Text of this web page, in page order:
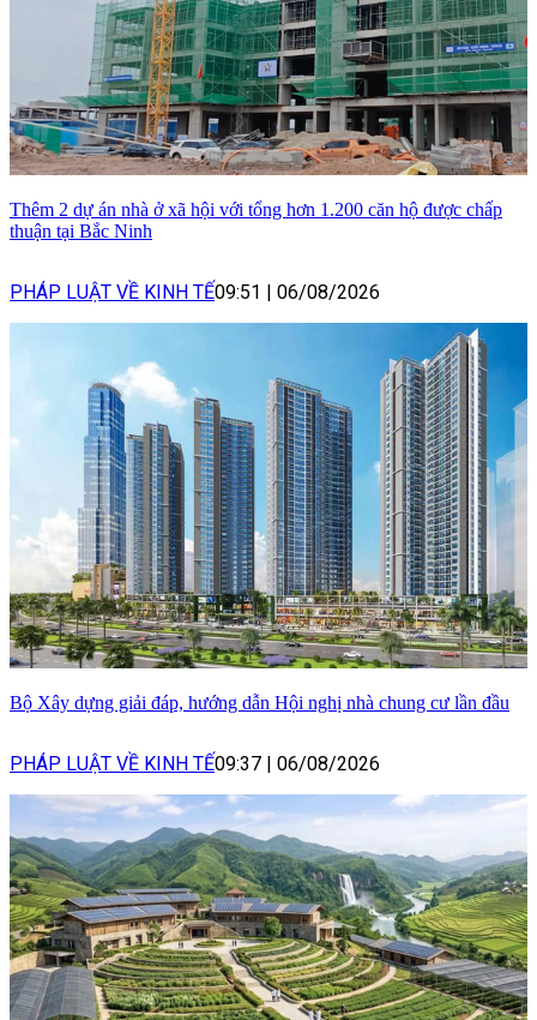
Thêm 2 dự án nhà ở xã hội với tổng hơn 1.200 căn hộ được chấp
thuận tại Bắc Ninh
PHÁP LUẬT VỀ KINH TẾ09:51 06/08/2026
Bộ Xây dựng giải đáp, hướng dẫn Hội nghị nhà chung cư lần đầu
PHÁP LUẬT VỀ KINH TẾ09:37 06/08/2026